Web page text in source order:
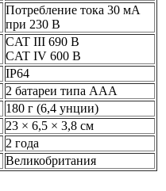
Потребление тока 30 мА
при 230 В
CAT III 690 В
CAT IV 600 В
IP64
2 батареи типа AAA
180 г (6,4 унции)
23 × 6,5 × 3,8 см
2 года
Великобритания